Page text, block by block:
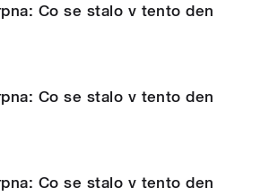
Co se stalo v tento den
Co se stalo v tento den
Co se stalo v tento den